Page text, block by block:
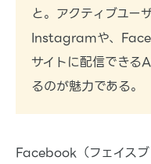
と。アクティブユ
Instagramや、
サイトに配信でき
るのが魅力である。
Facebook（フェイス
Shopify基本
基本的な機能や